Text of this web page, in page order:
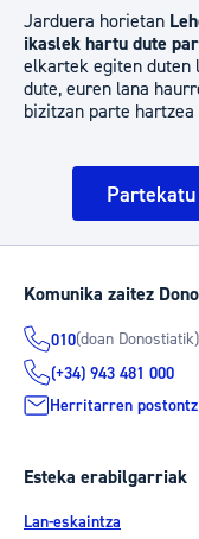
Jarduera horietan
ikaslek hartu dute
elkartek egiten duten
dute, euren lana
bizitzan parte hartzea
Partekatu
Komunika zaitez
010(doan Donostiatik)
(+34) 943 481 000
Herritarren
Esteka erabilgarriak
Lan-eskaintza